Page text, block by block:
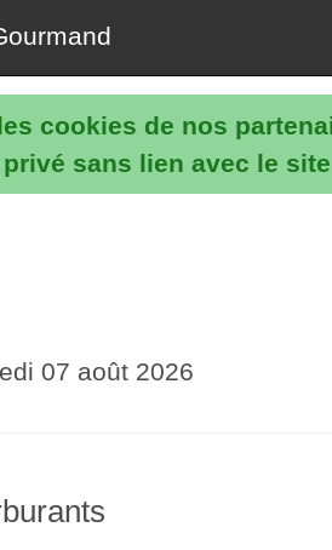
cookies de nos
sans lien avec le
07 août 2026